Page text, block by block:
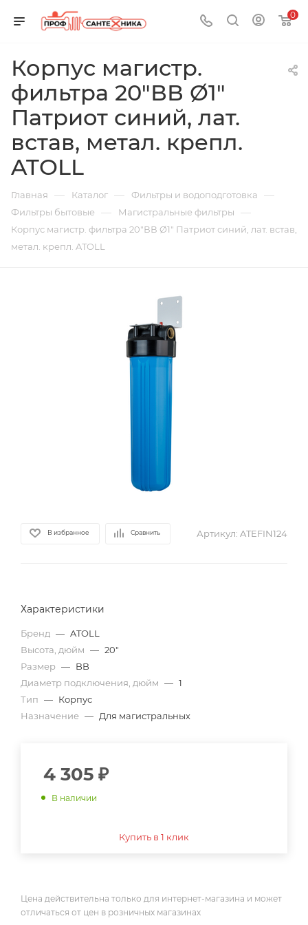
0
Корпус магистр.
фильтра 20"ВВ Ø1"
Патриот синий, лат.
встав, метал. крепл.
ATOLL
Главная — Каталог — Фильтры и водоподготовка —
Фильтры бытовые — Магистральные фильтры —
Корпус магистр. фильтра 20"ВВ Ø1" Патриот синий, лат. встав,
метал. крепл. ATOLL
В избранное Сравнить Артикул: ATEFIN124
Характеристики
Бренд — ATOLL
Высота, дюйм — 20"
Размер — BB
Диаметр подключения, дюйм — 1
Тип — Корпус
Назначение — Для магистральных
4 305 ₽
В наличии
Купить в 1 клик
Цена действительна только для интернет-магазина и может
отличаться от цен в розничных магазинах